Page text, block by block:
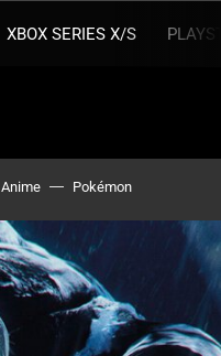
XBOX SERIES X/S
Anime Pokémon